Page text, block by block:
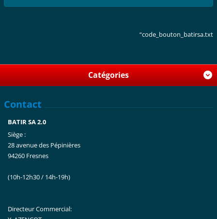
“code_bouton_batirsa.txt
Catégories
Contact
BATIR SA 2.0
Siège :
28 avenue des Pépinières
94260 Fresnes
(10h-12h30 / 14h-19h)
Directeur Commercial: